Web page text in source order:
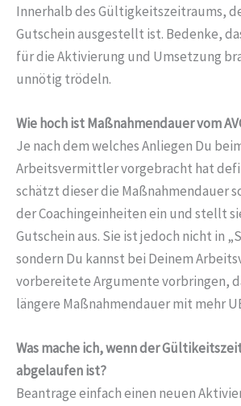
Innerhalb des Gültigkeitszeitraums,
Gutschein ausgestellt ist. Bedenke,
für die Aktivierung und Umsetzung
unnötig trödeln.
Wie hoch ist Maßnahmendauer vom
Je nach dem welches Anliegen Du
Arbeitsvermittler vorgebracht hat
schätzt dieser die Maßnahmendauer
der Coachingeinheiten ein und stellt
Gutschein aus. Sie ist jedoch nicht in
sondern Du kannst bei Deinem
vorbereitete Argumente vorbringen,
längere Maßnahmendauer mit mehr
Was mache ich, wenn der
abgelaufen ist?
Beantrage einfach einen neuen